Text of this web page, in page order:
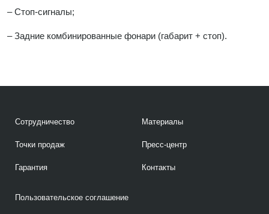
– Стоп-сигналы;
– Задние комбинированные фонари (габарит + стоп).
Сотрудничество
Точки продаж
Гарантия
Материалы
Пресс-центр
Контакты
Пользовательское соглашение